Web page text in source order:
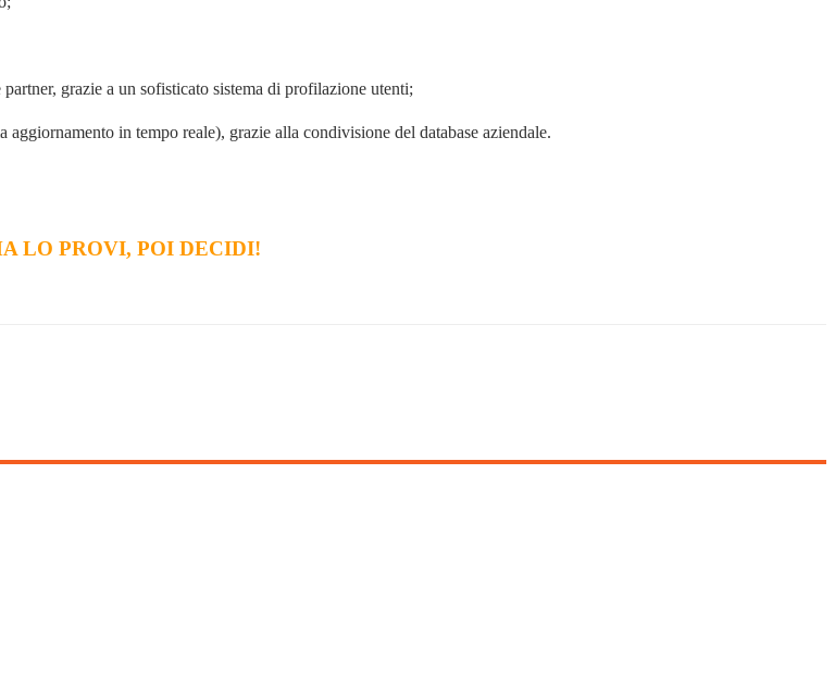
, grazie a un sofisticato sistema di profilazione utenti;
aggiornamento in tempo reale), grazie alla condivisione del database aziendale.
LO PROVI, POI DECIDI!